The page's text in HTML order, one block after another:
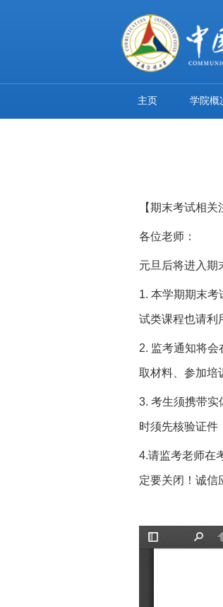
主页 学院概
【期末考试相关
各位老师：
元旦后将进入期
1. 本学期期末
试类课程也请利
2. 监考通知将
取材料、参加培
3. 考生须携带实
时须先核验证件
4.请监考老师在
定要关闭！诚信